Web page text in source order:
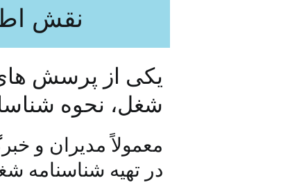
نقش
یکی از پرسش های
شغل، نحوه
معمولاً مدیران و
در تهیه شناسنامه